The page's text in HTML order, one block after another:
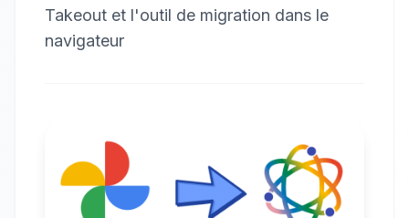
Takeout et l'outil de migration dans le
navigateur